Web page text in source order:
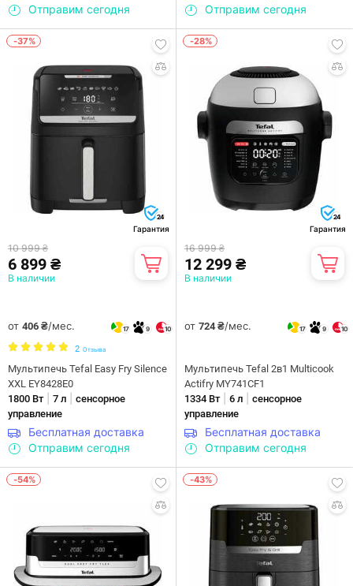
Отправим сегодня
Отправим сегодня
-37%
24
Гарантия
10 999 ₴
6 899 ₴
В наличии
от 406 ₴/мес. 17 9 10
2 Отзыва
Мультипечь Tefal Easy Fry Silence
XXL EY8428E0
1800 Вт| 7 л
сенсорное
управление
Бесплатная доставка
Отправим сегодня
-28%
24
Гарантия
16 999 ₴
12 299 ₴
В наличии
от 724 ₴/мес. 17 9 10
Мультипечь Tefal 2в1 Multicook
Actifry MY741CF1
1334 Вт| 6 л
сенсорное
управление
Бесплатная доставка
Отправим сегодня
-54% -43%